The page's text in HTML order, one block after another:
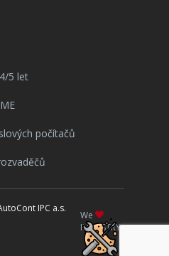
5 let
počítačů
IPC a.s.
We
INDUSTRY